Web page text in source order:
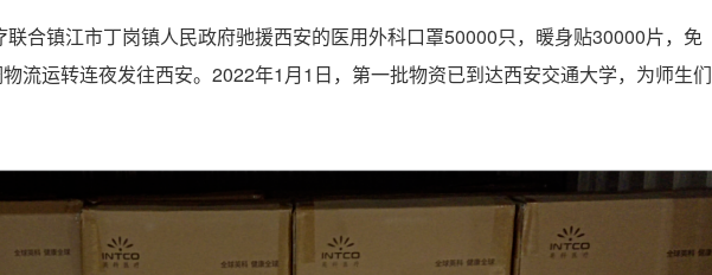
合镇江市丁岗镇人民政府驰援西安的医用外科口罩50000只，暖身贴30000片，免
流运转连夜发往西安。2022年1月1日，第一批物资已到达西安交通大学，为师生们